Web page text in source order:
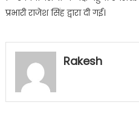
प्रभारी राजेश सिंह द्वारा दी गई।
Rakesh